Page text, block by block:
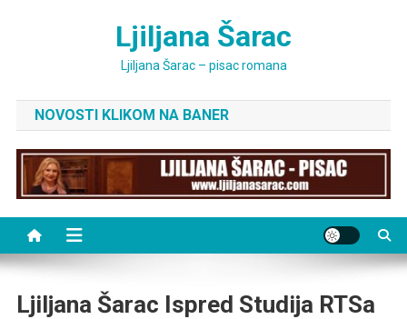
Ljiljana Šarac
Ljiljana Šarac – pisac romana
NOVOSTI KLIKOM NA BANER
Ljiljana Šarac Ispred Studija RTSa